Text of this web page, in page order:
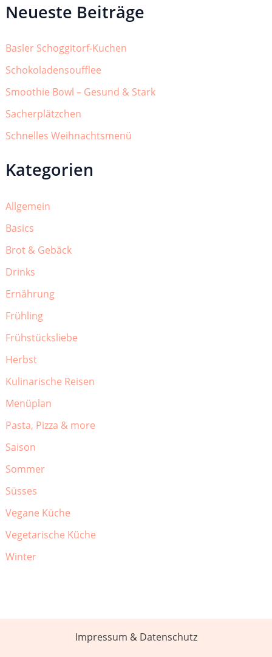
Neueste Beiträge
Basler Schoggitorf-Kuchen
Schokoladensoufflee
Smoothie Bowl – Gesund & Stark
Sacherplätzchen
Schnelles Weihnachtsmenü
Kategorien
Allgemein
Basics
Brot & Gebäck
Drinks
Ernährung
Frühling
Frühstücksliebe
Herbst
Kulinarische Reisen
Menüplan
Pasta, Pizza & more
Saison
Sommer
Süsses
Vegane Küche
Vegetarische Küche
Winter
Impressum & Datenschutz